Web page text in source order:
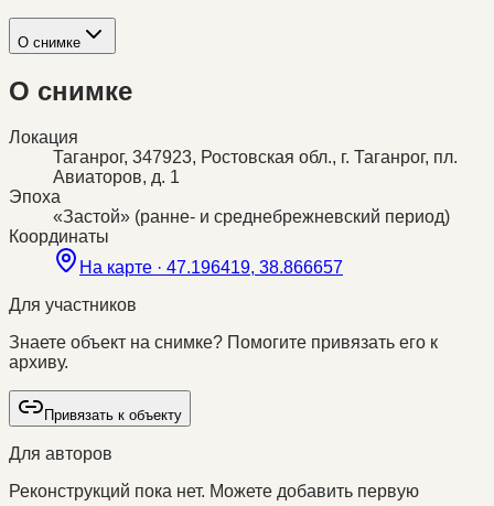
О снимке
О снимке
Локация
Таганрог, 347923, Ростовская обл., г. Таганрог, пл.
Авиаторов, д. 1
Эпоха
«Застой» (ранне- и среднебрежневский период)
Координаты
На карте · 47.196419, 38.866657
Для участников
Знаете объект на снимке? Помогите привязать его к
архиву.
Привязать к объекту
Для авторов
Реконструкций пока нет. Можете добавить первую